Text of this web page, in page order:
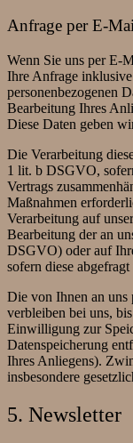
Anfrage per E-
Wenn Sie uns per E-
Ihre Anfrage
personenbezogenen
Bearbeitung Ihres
Diese Daten geben
Die Verarbeitung
1 lit. b DSGVO,
Vertrags
Maßnahmen
Verarbeitung auf
Bearbeitung der an
DSGVO) oder auf
sofern diese
Die von Ihnen an uns
verbleiben bei uns,
Einwilligung zur
Datenspeicherung
Ihres Anliegens).
insbesondere
5. Newsletter